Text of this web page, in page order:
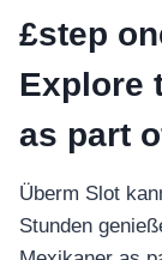
£step
Explore
as part
Überm Slot
Stunden